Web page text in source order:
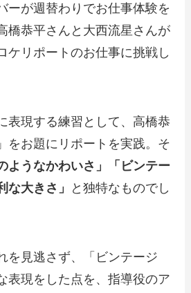
ーが週替わりでお仕事体験を
橋恭平さんと大西流星さんが
ケリポートのお仕事に挑戦し
表現する練習として、高橋恭
をお題にリポートを実践。そ
ようなかわいさ」「ビンテー
な大きさ」
と独特なものでし
を見逃さず、「ビンテージ
表現をした点を、指導役のア